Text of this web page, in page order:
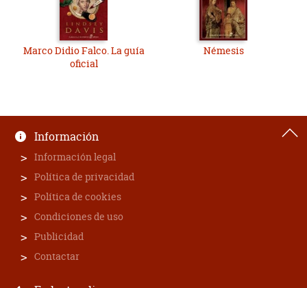
Marco Didio Falco. La guía
oficial
Némesis
Información
Información legal
Política de privacidad
Política de cookies
Condiciones de uso
Publicidad
Contactar